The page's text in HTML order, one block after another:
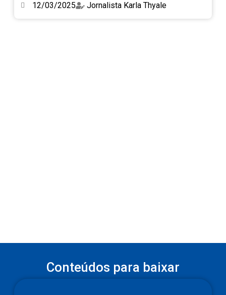
12/03/2025 Jornalista Karla Thyale
Conteúdos para baixar